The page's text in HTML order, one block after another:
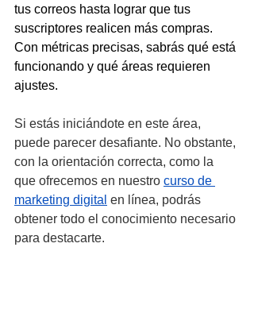
tus correos hasta lograr que tus
suscriptores realicen más compras.
Con métricas precisas, sabrás qué está
funcionando y qué áreas requieren
ajustes.
Si estás iniciándote en este área,
puede parecer desafiante. No obstante,
con la orientación correcta, como la
que ofrecemos en nuestro curso de
marketing digital en línea, podrás
obtener todo el conocimiento necesario
para destacarte.